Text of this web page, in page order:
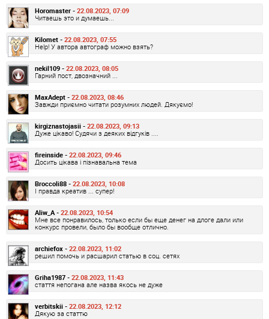
Horomaster - 22.08.2023, 07:09
Читаешь это и думаешь...
Kilomet - 22.08.2023, 07:55
Help! У автора автограф можно взять?
nekil109 - 22.08.2023, 08:05
Гарний пост, двозначний ...
MaxAdept - 22.08.2023, 08:46
Завжди приємно читати розумних людей. Дякуємо!
kirgiznastojasii - 22.08.2023, 09:13
Дуже цікаво! Судячи з деяких відгуків ....
fireinside - 22.08.2023, 09:46
Досить цікава і пізнавальна тема
Broccoli88 - 22.08.2023, 10:08
І правда креатив ... супер!
Aliw_A - 22.08.2023, 10:54
Мне все понравилось, только если бы еще денег на длоге дали или
конкурс провели, было бы вообще отлично.
archiefox - 22.08.2023, 11:02
решил помочь и расшарил статью в соц. сетях
Griha1987 - 22.08.2023, 11:43
стаття непогана але назва якось не дуже
verbitskii - 22.08.2023, 12:12
Дякую за статтю